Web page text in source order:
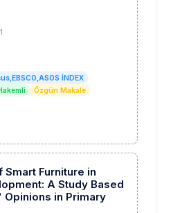
İNDEX
Özgün Makale
Smart Furniture in
A Study Based
Opinions in Primary